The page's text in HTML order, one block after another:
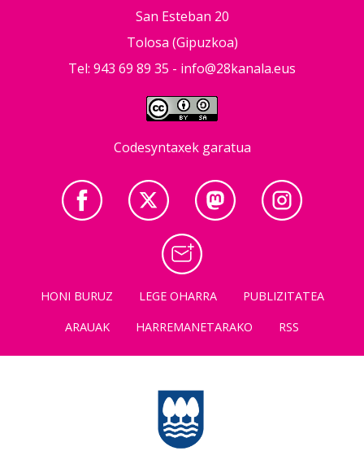
San Esteban 20
Tolosa (Gipuzkoa)
Tel: 943 69 89 35 - info@28kanala.eus
Codesyntaxek garatua
HONI BURUZ LEGE OHARRA
PUBLIZITATEA
ARAUAK
HARREMANETARAKO RSS